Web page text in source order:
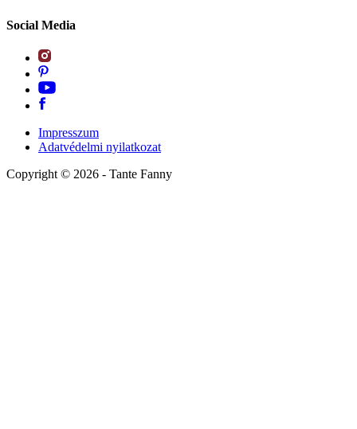
Social Media
Impresszum
Adatvédelmi nyilatkozat
Copyright © 2026 - Tante Fanny